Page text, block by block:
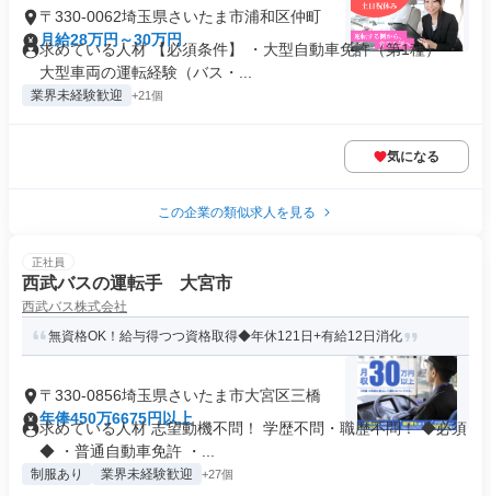
〒330-0062埼玉県さいたま市浦和区仲町
月給28万円～30万円
求めている人材 【必須条件】 ・大型自動車免許（第1種） ・
大型車両の運転経験（バス・...
業界未経験歓迎 +21個
気になる
この企業の類似求人を見る
正社員
西武バスの運転手 大宮市
西武バス株式会社
無資格OK！給与得つつ資格取得◆年休121日+有給12日消化
〒330-0856埼玉県さいたま市大宮区三橋
年俸450万6675円以上
求めている人材 志望動機不問！ 学歴不問・職歴不問！ ◆必須
◆ ・普通自動車免許 ・...
制服あり 業界未経験歓迎 +27個